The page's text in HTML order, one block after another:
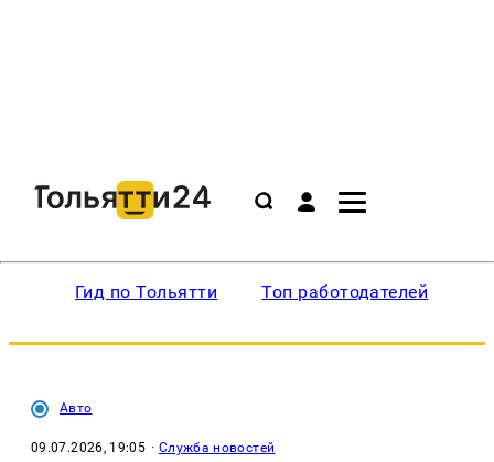
Гид по Тольятти Топ работодателей
Авто
09.07.2026, 19:05 · Служба новостей